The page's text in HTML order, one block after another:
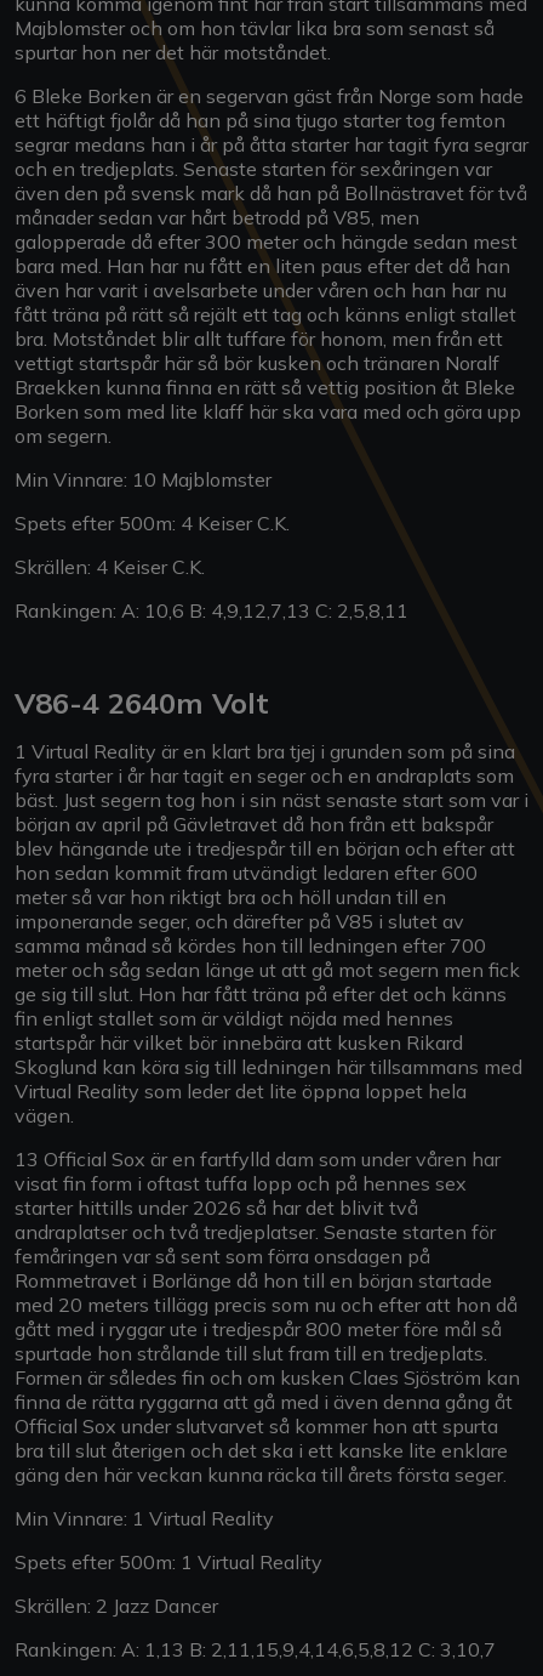
Majblomster och om hon tävlar lika bra som senast så
spurtar hon ner det här motståndet.
6 Bleke Borken är en segervan gäst från Norge som hade
ett häftigt fjolår då han på sina tjugo starter tog femton
segrar medans han i år på åtta starter har tagit fyra segrar
och en tredjeplats. Senaste starten för sexåringen var
även den på svensk mark då han på Bollnästravet för två
månader sedan var hårt betrodd på V85, men
galopperade då efter 300 meter och hängde sedan mest
bara med. Han har nu fått en liten paus efter det då han
även har varit i avelsarbete under våren och han har nu
fått träna på rätt så rejält ett tag och känns enligt stallet
bra. Motståndet blir allt tuffare för honom, men från ett
vettigt startspår här så bör kusken och tränaren Noralf
Braekken kunna finna en rätt så vettig position åt Bleke
Borken som med lite klaff här ska vara med och göra upp
om segern.
Min Vinnare: 10 Majblomster
Spets efter 500m: 4 Keiser C.K.
Skrällen: 4 Keiser C.K.
Rankingen: A: 10,6 B: 4,9,12,7,13 C: 2,5,8,11
V86-4 2640m Volt
1 Virtual Reality är en klart bra tjej i grunden som på sina
fyra starter i år har tagit en seger och en andraplats som
bäst. Just segern tog hon i sin näst senaste start som var i
början av april på Gävletravet då hon från ett bakspår
blev hängande ute i tredjespår till en början och efter att
hon sedan kommit fram utvändigt ledaren efter 600
meter så var hon riktigt bra och höll undan till en
imponerande seger, och därefter på V85 i slutet av
samma månad så kördes hon till ledningen efter 700
meter och såg sedan länge ut att gå mot segern men fick
ge sig till slut. Hon har fått träna på efter det och känns
fin enligt stallet som är väldigt nöjda med hennes
startspår här vilket bör innebära att kusken Rikard
Skoglund kan köra sig till ledningen här tillsammans med
Virtual Reality som leder det lite öppna loppet hela
vägen.
13 Official Sox är en fartfylld dam som under våren har
visat fin form i oftast tuffa lopp och på hennes sex
starter hittills under 2026 så har det blivit två
andraplatser och två tredjeplatser. Senaste starten för
femåringen var så sent som förra onsdagen på
Rommetravet i Borlänge då hon till en början startade
med 20 meters tillägg precis som nu och efter att hon då
gått med i ryggar ute i tredjespår 800 meter före mål så
spurtade hon strålande till slut fram till en tredjeplats.
Formen är således fin och om kusken Claes Sjöström kan
finna de rätta ryggarna att gå med i även denna gång åt
Official Sox under slutvarvet så kommer hon att spurta
bra till slut återigen och det ska i ett kanske lite enklare
gäng den här veckan kunna räcka till årets första seger.
Min Vinnare: 1 Virtual Reality
Spets efter 500m: 1 Virtual Reality
Skrällen: 2 Jazz Dancer
Rankingen: A: 1,13 B: 2,11,15,9,4,14,6,5,8,12 C: 3,10,7